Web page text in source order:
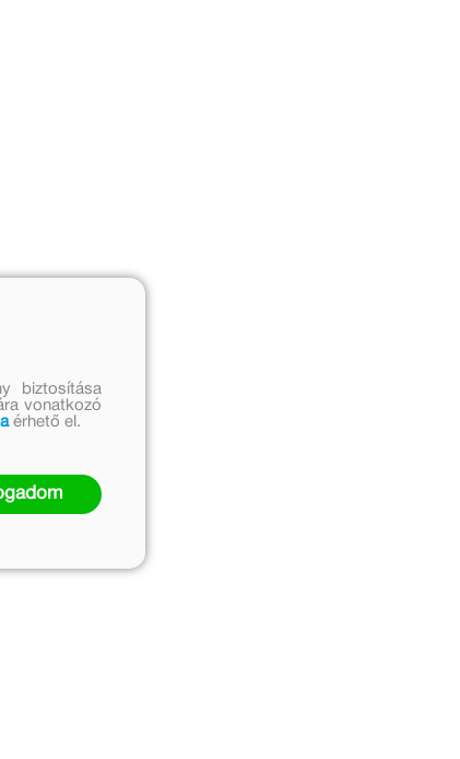
biztosítása
vonatkozó
érhető el.